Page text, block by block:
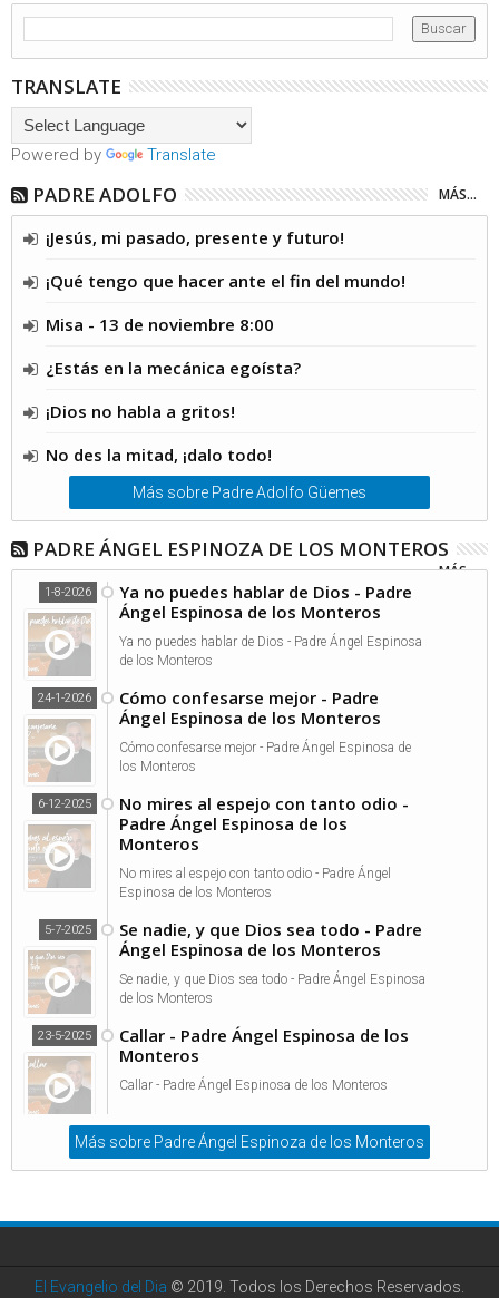
TRANSLATE
Powered by Translate
PADRE ADOLFO MÁS...
¡Jesús, mi pasado, presente y futuro!
¡Qué tengo que hacer ante el fin del mundo!
Misa - 13 de noviembre 8:00
¿Estás en la mecánica egoísta?
¡Dios no habla a gritos!
No des la mitad, ¡dalo todo!
Más sobre Padre Adolfo Güemes
PADRE ÁNGEL ESPINOZA DE LOS MONTEROS
MÁS...
Ya no puedes hablar de Dios - Padre
Ángel Espinosa de los Monteros
1-8-2026
Ya no puedes hablar de Dios - Padre Ángel Espinosa
de los Monteros
Cómo confesarse mejor - Padre
Ángel Espinosa de los Monteros
24-1-2026
Cómo confesarse mejor - Padre Ángel Espinosa de
los Monteros
No mires al espejo con tanto odio -
Padre Ángel Espinosa de los
Monteros
6-12-2025
No mires al espejo con tanto odio - Padre Ángel
Espinosa de los Monteros
Se nadie, y que Dios sea todo - Padre
Ángel Espinosa de los Monteros
5-7-2025
Se nadie, y que Dios sea todo - Padre Ángel Espinosa
de los Monteros
Callar - Padre Ángel Espinosa de los
Monteros
23-5-2025
Callar - Padre Ángel Espinosa de los Monteros
Más sobre Padre Ángel Espinoza de los Monteros
El Evangelio del Dia © 2019. Todos los Derechos Reservados.